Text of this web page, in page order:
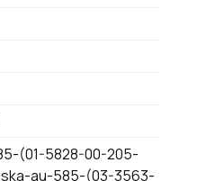
(01-5828-00-205-
au-585-(03-3563-